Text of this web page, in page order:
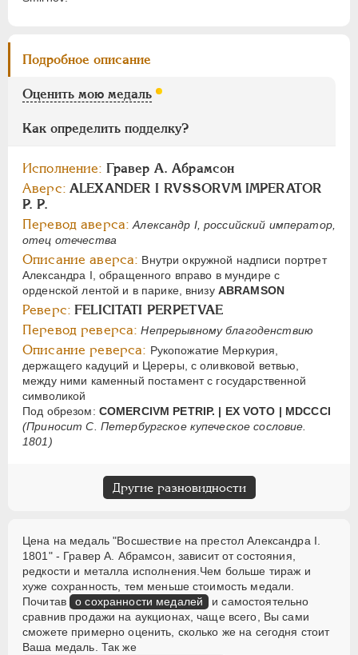
Подробное описание
Оценить мою медаль
Как определить подделку?
Исполнение: Гравер А. Абрамсон
Аверс: ALEXANDER I RVSSORVM IMPERATOR
P. P.
Перевод аверса: Александр I, российский император,
отец отечества
Описание аверса: Внутри окружной надписи портрет
Александра I, обращенного вправо в мундире с
орденской лентой и в парике, внизу ABRAMSON
Реверс: FELICITATI PERPETVAE
Перевод реверса: Непрерывному благоденствию
Описание реверса: Рукопожатие Меркурия,
держащего кадуций и Цереры, с оливковой ветвью,
между ними каменный постамент с государственной
символикой
Под обрезом: COMERCIVM PETRIP. | EX VOTO | MDCCCI
(Приносит С. Петербургское купеческое сословие.
1801)
Другие разновидности
Цена на медаль "Восшествие на престол Александра I.
1801" - Гравер А. Абрамсон, зависит от состояния,
редкости и металла исполнения.Чем больше тираж и
хуже сохранность, тем меньше стоимость медали.
Почитав о сохранности медалей
и самостоятельно
сравнив продажи на аукционах, чаще всего, Вы сами
сможете примерно оценить, сколько же на сегодня стоит
Ваша медаль. Так же
Цифры
АЛЕКСАНДР II 1855-1881
АЛЕКСАНДР III 1881-1894
СЕРИИ МЕДАЛЕЙ 1600-1881